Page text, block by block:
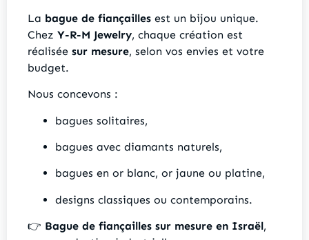
La bague de fiançailles est un bijou unique.
Chez Y-R-M Jewelry, chaque création est
réalisée sur mesure, selon vos envies et votre
budget.
Nous concevons :
bagues solitaires,
bagues avec diamants naturels,
bagues en or blanc, or jaune ou platine,
designs classiques ou contemporains.
👉 Bague de fiançailles sur mesure en Israël,